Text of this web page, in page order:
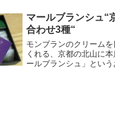
袋には入っているた...
マールブランシュ“
合わせ3種“
モンブランのクリーム
くれる、京都の北山に
ールブランシュ」とい